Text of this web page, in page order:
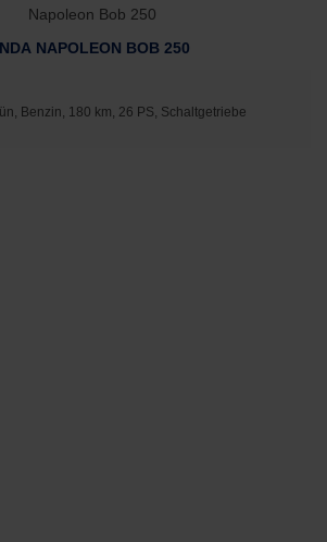
NAPOLEON BOB 250
Benzin, 180 km, 26 PS, Schaltgetriebe